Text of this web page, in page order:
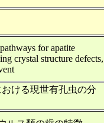
for apatite
crystal structure defects,
ける現世有孔虫の分